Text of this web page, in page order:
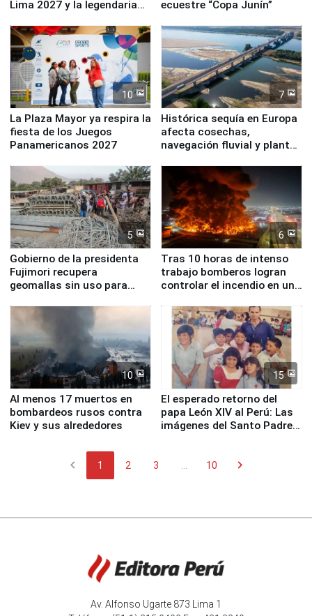
Lima 2027 y la legendaria
ecuestre “Copa Junín”
10
La Plaza Mayor ya respira la
fiesta de los Juegos
Panamericanos 2027
7
Histórica sequía en Europa
afecta cosechas,
navegación fluvial y plantas
5
Gobierno de la presidenta
Fujimori recupera
geomallas sin uso para
Fenómeno El Niño
6
Tras 10 horas de intenso
trabajo bomberos logran
controlar el incendio en una
de Chile
10
Al menos 17 muertos en
bombardeos rusos contra
Kiev y sus alrededores
15
El esperado retorno del
papa León XIV al Perú: Las
imágenes del Santo Padre
chevron_left 1 2 3 10 chevron_right
Av. Alfonso Ugarte 873 Lima 1